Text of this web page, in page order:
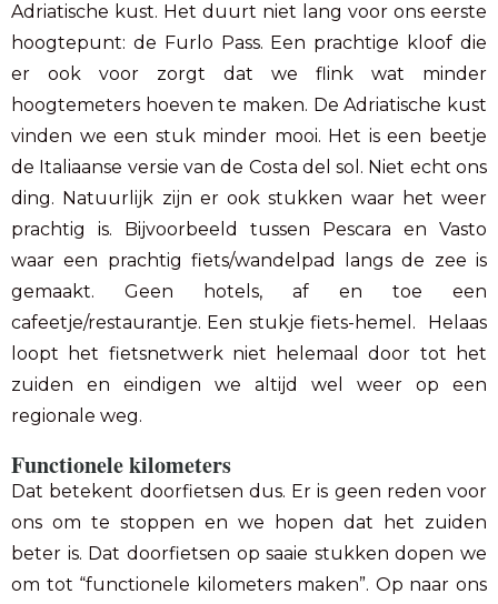
Adriatische kust. Het duurt niet lang voor ons eerste
hoogtepunt: de Furlo Pass. Een prachtige kloof die
er ook voor zorgt dat we flink wat minder
hoogtemeters hoeven te maken. De Adriatische kust
vinden we een stuk minder mooi. Het is een beetje
de Italiaanse versie van de Costa del sol. Niet echt ons
ding. Natuurlijk zijn er ook stukken waar het weer
prachtig is. Bijvoorbeeld tussen Pescara en Vasto
waar een prachtig fiets/wandelpad langs de zee is
gemaakt. Geen hotels, af en toe een
cafeetje/restaurantje. Een stukje fiets-hemel. Helaas
loopt het fietsnetwerk niet helemaal door tot het
zuiden en eindigen we altijd wel weer op een
regionale weg.
Functionele kilometers
Dat betekent doorfietsen dus. Er is geen reden voor
ons om te stoppen en we hopen dat het zuiden
beter is. Dat doorfietsen op saaie stukken dopen we
om tot “functionele kilometers maken”. Op naar ons